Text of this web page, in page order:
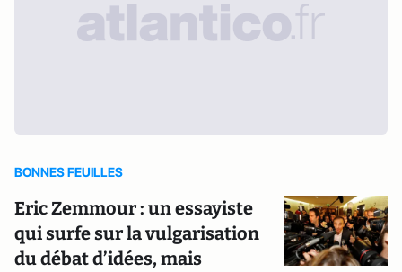
BONNES FEUILLES
Eric Zemmour : un essayiste
qui surfe sur la vulgarisation
du débat d’idées, mais